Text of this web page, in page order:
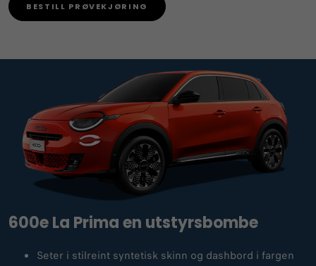
BESTILL PRØVEKJØRING
600e La Prima en utstyrsbombe
Seter i stilreint syntetisk skinn og dashbord i fargen